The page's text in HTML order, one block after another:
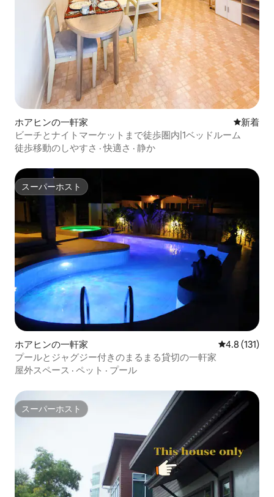
ホアヒンの一軒家 新しい宿
新着
ビーチとナイトマーケットまで徒歩圏内|1ベッドルーム
徒歩移動のしやすさ ·快適さ · 静か
スーパーホスト
スーパーホスト
ホアヒンの一軒家 レビュー131
4.8 (131)
プールとジャグジー付きのまるまる貸切の一軒家
屋外スペース · ペット · プール
スーパーホスト
スーパーホスト